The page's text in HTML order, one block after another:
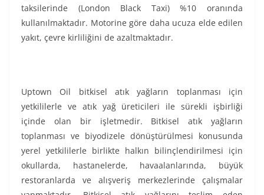
taksilerinde (London Black Taxi) %10 oranında
kullanılmaktadır. Motorine göre daha ucuza elde edilen
yakıt, çevre kirliliğini de azaltmaktadır.
Uptown Oil bitkisel atık yağların toplanması için
yetkililerle ve atık yağ üreticileri ile sürekli işbirliği
içinde olan bir işletmedir. Bitkisel atık yağların
toplanması ve biyodizele dönüştürülmesi konusunda
yerel yetkililerle birlikte halkın bilinçlendirilmesi için
okullarda, hastanelerde, havaalanlarında, büyük
restoranlarda ve alışveriş merkezlerinde çalışmalar